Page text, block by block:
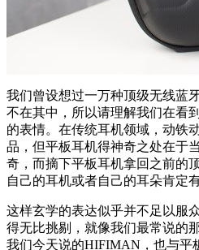
我们曾设想过一万种顶级无线蓝
不在其中，所以请理解我们在看
的表情。在传统耳机领域，动铁
品，但平板耳机得神奇之处在于
奇，而摘下平板耳机拿回之前的
自己的耳机或者自己的耳朵肯定
这样玄学的表达似乎并不足以服
得无比挑剔，就像我们最常说的
我们今天说的HIFIMAN，也与平